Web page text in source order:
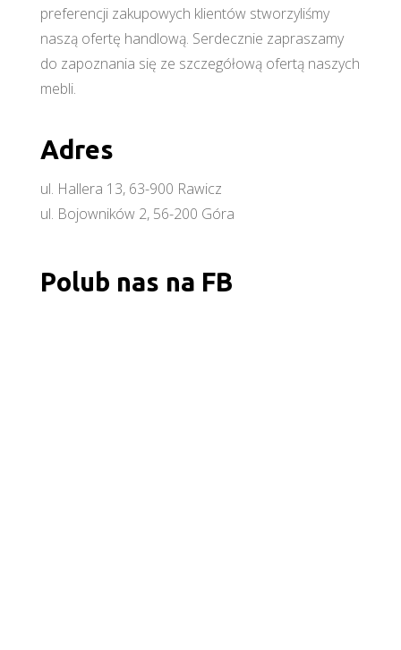
preferencji zakupowych klientów stworzyliśmy
naszą ofertę handlową. Serdecznie zapraszamy
do zapoznania się ze szczegółową ofertą naszych
mebli.
Adres
ul. Hallera 13, 63-900 Rawicz
ul. Bojowników 2, 56-200 Góra
Polub nas na FB